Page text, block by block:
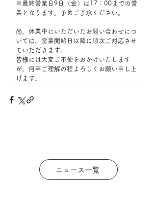
※最終営業日9日（金）は17：00までの営
業となります。予めご了承ください。
尚、休業中にいただいたお問い合わせにつ
いては、営業開始日以降に順次ご対応させ
ていただきます。
皆様には大変ご不便をおかけいたします
が、何卒ご理解の程よろしくお願い申し上
げます。
ニュース一覧